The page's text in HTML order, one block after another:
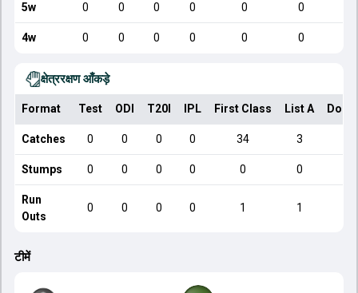
5w 0 0 0 0 0 0
4w 0 0 0 0 0 0
क्षेत्ररक्षण आँकड़े
Format Test ODI T20I IPL First Class List A
Catches 0 0 0 0 34 3
Stumps 0 0 0 0 0 0
Run
Outs
0 0 0 0 1 1
टीमें